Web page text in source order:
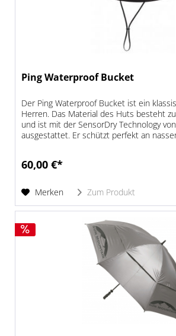
Ping Waterproof Bucket
Der Ping Waterproof Bucket ist ein
Herren. Das Material des Huts besteht
und ist mit der SensorDry Technology
ausgestattet. Er schützt perfekt an
60,00 €*
Merken Zum Produkt